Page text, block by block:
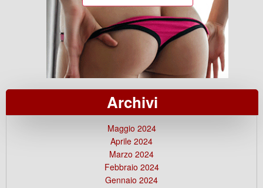
Archivi
Maggio 2024
Aprile 2024
Marzo 2024
Febbraio 2024
Gennaio 2024